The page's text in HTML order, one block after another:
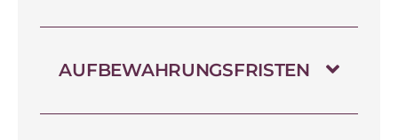
AUFBEWAHRUNGSFRISTEN